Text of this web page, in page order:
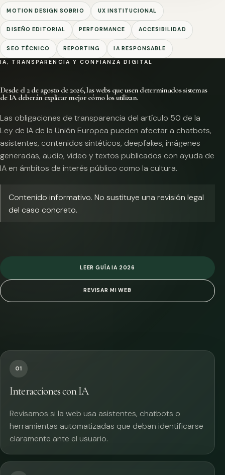
MOTION DESIGN SOBRIO UX INSTITUCIONAL
DISEÑO EDITORIAL PERFORMANCE ACCESIBILIDAD
SEO TÉCNICO REPORTING IA RESPONSABLE
IA, TRANSPARENCIA Y CONFIANZA DIGITAL
Desde el 2 de agosto de 2026, las webs que usen determinados sistemas
de IA deberán explicar mejor cómo los utilizan.
Las obligaciones de transparencia del artículo 50 de la
Ley de IA de la Unión Europea pueden afectar a chatbots,
asistentes, contenidos sintéticos, deepfakes, imágenes
generadas, audio, vídeo y textos publicados con ayuda de
IA en ámbitos de interés público como la cultura.
Contenido informativo. No sustituye una revisión legal
del caso concreto.
LEER GUÍA IA 2026
REVISAR MI WEB
01
Interacciones con IA
Revisamos si la web usa asistentes, chatbots o
herramientas automatizadas que deban identificarse
claramente ante el usuario.